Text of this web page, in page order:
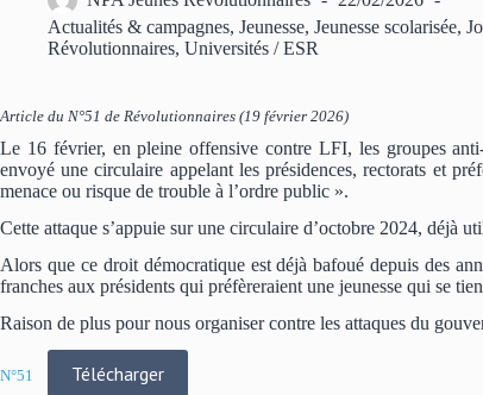
Actualités & campagnes, Jeunesse, Jeunesse scolarisée,
Révolutionnaires, Universités / ESR
Article du N°51 de Révolutionnaires (19 février 2026)
Le 16 février, en pleine offensive contre LFI, les groupes
envoyé une circulaire appelant les présidences, rectorats et
menace ou risque de trouble à l’ordre public ».
Cette attaque s’appuie sur une circulaire d’octobre 2024, déjà
Alors que ce droit démocratique est déjà bafoué depuis des
franches aux présidents qui préfèreraient une jeunesse qui se
Raison de plus pour nous organiser contre les attaques du
N°51 Télécharger